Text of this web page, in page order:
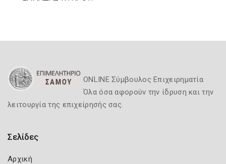
ONLINE Σύμβουλος Επιχειρηματία
Όλα όσα αφορούν την ίδρυση και την
λειτουργία της επιχείρησής σας.
Σελίδες
Αρχική